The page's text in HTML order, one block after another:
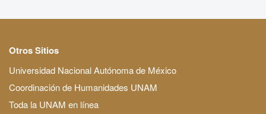
Otros Sitios
Universidad Nacional Autónoma de México
Coordinación de Humanidades UNAM
Toda la UNAM en línea